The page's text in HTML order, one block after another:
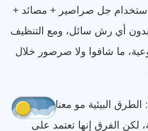
جل صراصير + مصائد +
بدون أي رش سائل، ومع التنظيف
ما شافوا ولا صرصور خلال
البيئية مو معناها إنها
لكن الفرق إنها تعتمد على